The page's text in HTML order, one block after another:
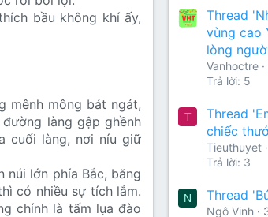
bầu không khí ấy,
mênh mông bát ngát,
làng gập ghềnh
cuối làng, nơi níu giữ
núi lớn phía Bắc, băng
có nhiều sự tích lắm.
chính là tấm lụa đào
Thread
vùng cao
lòng
Vanhoctre
Trả lời: 5
T
Thread
chiếc
Tieuthuyet
Trả lời: 3
N Thread
Ngô Vinh